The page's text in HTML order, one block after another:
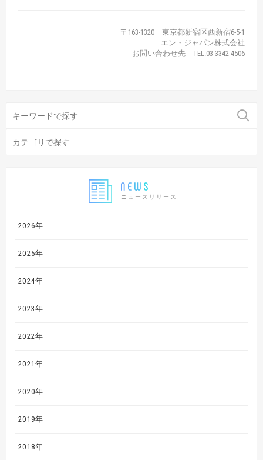
ニュースリリース
2026年
2025年
2024年
2023年
2022年
2021年
2020年
2019年
2018年
〒163-1320 東京都新宿区西新宿6-5-1
エン・ジャパン株式会社
お問い合わせ先 TEL:03-3342-4506